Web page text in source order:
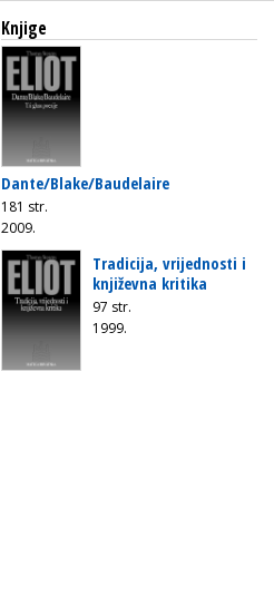
Knjige
Dante/Blake/Baudelaire
181 str.
2009.
Tradicija, vrijednosti i
književna kritika
97 str.
1999.